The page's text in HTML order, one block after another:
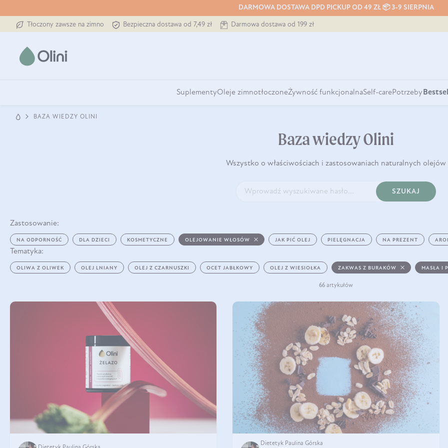
DARMOWA DOSTAWA DPD PICKUP OD 49 ZŁ 📦 3-9 SIERPNIA
Tłoczony zawsze na zimno Bezpieczna dostawa od 7,49 zł Darmowa dostawa od 199 zł
SuplementyOleje zimnotłoczoneŻywność funkcjonalnaSelf-carePotrzeby
BAZA WIEDZY OLINI
Baza wiedzy Olini
Wszystko o właściwościach i zastosowaniach naturalnych olejów
SZUKAJ
Zastosowanie:
NA ODPORNOŚĆ DLA DZIECI KOSMETYCZNE OLEJOWANIE WŁOSÓW JAK PIĆ OLEJ PIELĘGNACJA NA PREZENT
Tematyka:
OLIWA Z OLIWEK OLEJ LNIANY OLEJ Z CZARNUSZKI OCET JABŁKOWY OLEJ Z WIESIOŁKA ZAKWAS Z BURAKÓW MASŁA I
66 artykułów
Dietetyk Paulina Górska